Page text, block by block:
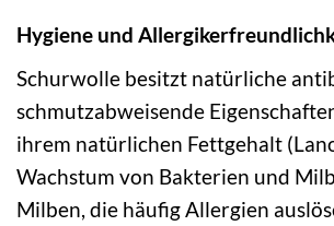
Hygiene und
Schurwolle besitzt natürliche
schmutzabweisende
ihrem natürlichen Fettgehalt
Wachstum von Bakterien und
Milben, die häufig Allergien